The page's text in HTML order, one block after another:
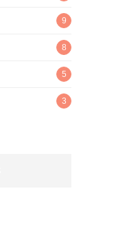
9
8
5
3